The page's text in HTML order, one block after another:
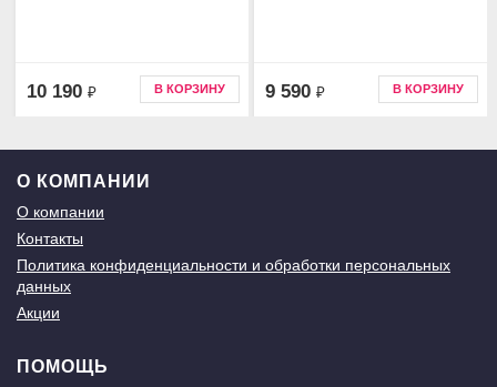
10 190 ₽ В КОРЗИНУ 9 590 ₽ В КОРЗИНУ
О КОМПАНИИ
О компании
Контакты
Политика конфиденциальности и обработки персональных
данных
Акции
ПОМОЩЬ